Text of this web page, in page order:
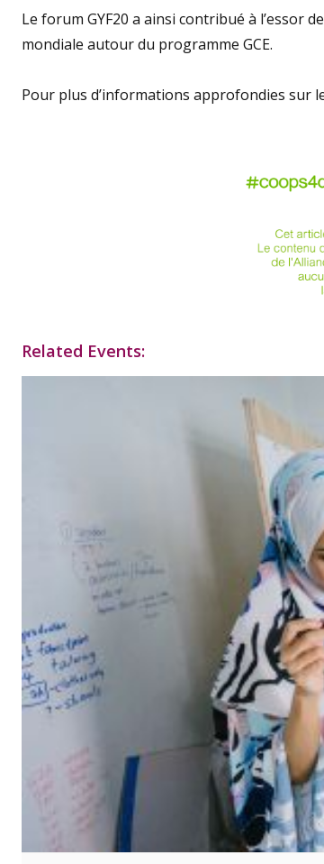
Le forum GYF20 a ainsi contribué à l’essor
mondiale autour du programme GCE.
Pour plus d’informations approfondies sur
Related Events: